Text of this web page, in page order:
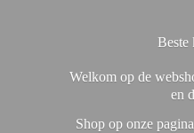
Beste
Welkom op de
en
Shop op onze